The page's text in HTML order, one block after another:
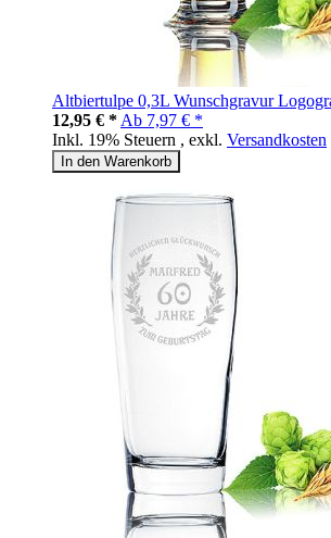
Altbiertulpe 0,3L Wunschgravur
12,95 € * Ab 7,97 € *
Inkl. 19% Steuern , exkl. Versandkosten
In den Warenkorb